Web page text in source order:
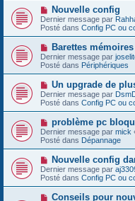
s
a
g
e
e
a
u
m
e
s
a
g
e
N
o
u
v
e
a
u
m
e
s
s
a
g
Nouvelle config
Dernier message par
Posté dans Config PC ou
N
o
u
v
e
a
u
m
e
s
s
a
g
e
Barettes mémoires
Dernier message par
Posté dans Périphériques
N
o
u
v
u
m
e
s
a
g
e
Un upgrade de
Dernier message par
Posté dans Config PC ou
N
o
u
v
e
a
u
m
e
s
problème pc
Dernier message par mick
Posté dans Dépannage
N
o
u
v
Nouvelle config
Dernier message par
Posté dans Config PC ou
NConseils pour